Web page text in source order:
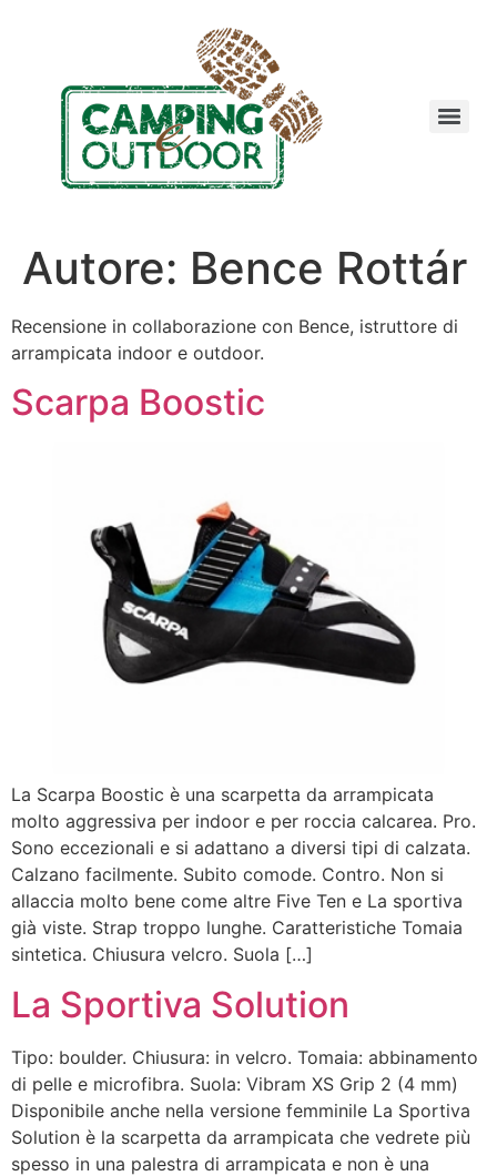
Autore: Bence Rottár
Recensione in collaborazione con Bence, istruttore di
arrampicata indoor e outdoor.
Scarpa Boostic
La Scarpa Boostic è una scarpetta da arrampicata
molto aggressiva per indoor e per roccia calcarea. Pro.
Sono eccezionali e si adattano a diversi tipi di calzata.
Calzano facilmente. Subito comode. Contro. Non si
allaccia molto bene come altre Five Ten e La sportiva
già viste. Strap troppo lunghe. Caratteristiche Tomaia
sintetica. Chiusura velcro. Suola […]
La Sportiva Solution
Tipo: boulder. Chiusura: in velcro. Tomaia: abbinamento
di pelle e microfibra. Suola: Vibram XS Grip 2 (4 mm)
Disponibile anche nella versione femminile La Sportiva
Solution è la scarpetta da arrampicata che vedrete più
spesso in una palestra di arrampicata e non è una